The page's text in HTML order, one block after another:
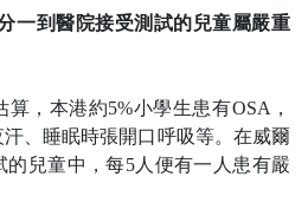
一到醫院接受測試的兒童屬嚴重
算，本港約5%小學生患有OSA ，
、睡眠時張開口呼吸等。在威爾
的兒童中，每5人便有一人患有嚴